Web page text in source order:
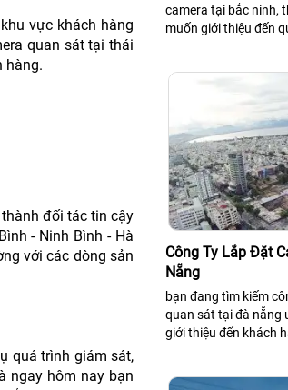
vực khách hàng
quan sát tại thái
hàng.
đối tác tin cậy
- Ninh Bình - Hà
với các dòng sản
quá trình giám sát,
ngay hôm nay bạn
camera tại bắc ninh,
muốn giới thiệu đến
Công Ty Lắp Đặt
Nẵng
bạn đang tìm kiếm
quan sát tại đà nẵng
giới thiệu đến khách